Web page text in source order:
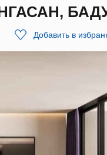
Добавить в